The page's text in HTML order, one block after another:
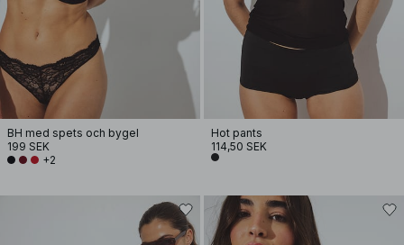
BH med spets och bygel
199 SEK
+2
Hot pants
114,50 SEK